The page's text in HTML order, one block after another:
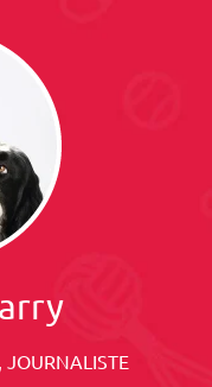
JOURNALISTE